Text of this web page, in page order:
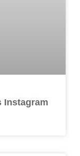
Instagram